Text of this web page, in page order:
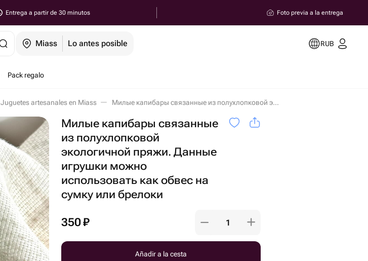
Entrega a partir de 30 minutos Foto previa a la entrega
Miass Lo antes posible RUB
Pack regalo
Juguetes artesanales en Miass Милые капибары связанные из полухлопковой экологичной пряжи. Данные игрушки можно использовать как обвес на сумку или брелоки en Miass
Милые капибары связанные
из полухлопковой
экологичной пряжи. Данные
игрушки можно
использовать как обвес на
сумку или брелоки
350₽
Añadir a la cesta